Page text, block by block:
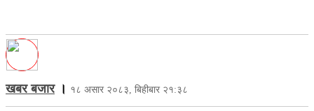
खबर बजार। १८ असार २०८३, बिहीबार २१:३८